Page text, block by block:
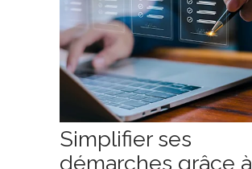
Simplifier ses
démarches grâce à